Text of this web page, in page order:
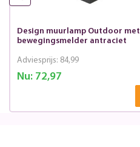
Design muurlamp Outdoor met
bewegingsmelder antraciet
Nu:72,97
Adviesprijs: 84,99